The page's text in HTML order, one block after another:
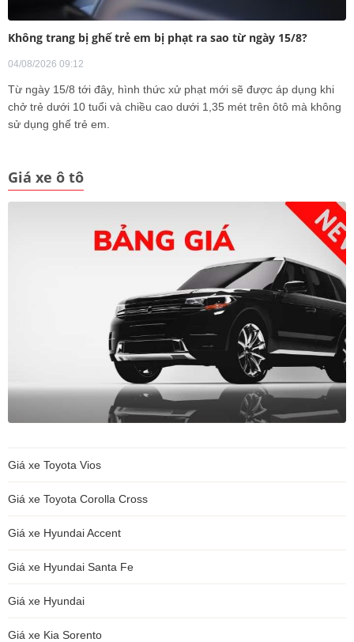
Không trang bị ghế trẻ em bị phạt ra sao từ ngày 15/8?
04/08/2026 09:12
Từ ngày 15/8 tới đây, hình thức xử phạt mới sẽ được áp dụng khi
chở trẻ dưới 10 tuổi và chiều cao dưới 1,35 mét trên ôtô mà không
sử dụng ghế trẻ em.
Giá xe ô tô
Giá xe Toyota Vios
Giá xe Toyota Corolla Cross
Giá xe Hyundai Accent
Giá xe Hyundai Santa Fe
Giá xe Hyundai
Giá xe Kia Sorento